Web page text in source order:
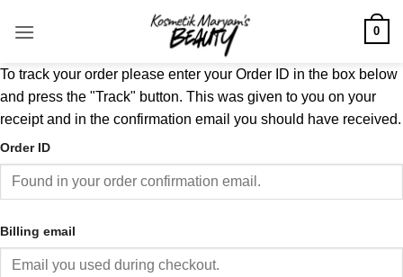
0
To track your order please enter your Order ID in the box below
and press the "Track" button. This was given to you on your
receipt and in the confirmation email you should have received.
Order ID
Billing email